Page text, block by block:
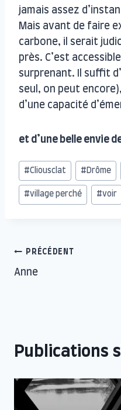
jamais assez
Mais avant de faire
carbone, il serait
près. C’est
surprenant. Il suffit
seul, on peut
d’une capacité
et d’une belle envie
Étiquettes
de
la
#Cliousclat # Drôme
#village perché #voir
Navigation
de
PRÉCÉDENT
Anne
Publications